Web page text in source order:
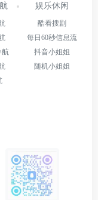
航
娱乐休闲
酷看搜剧
每日60秒信息流
抖音小姐姐
随机小姐姐